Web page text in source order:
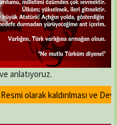
anlatıyoruz.
olarak kaldırılması ve